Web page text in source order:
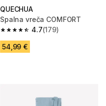
QUECHUA
Spalna vreča COMFORT
4.7
4.7 od 5 zvezdic from 179
(179)
54,99 €